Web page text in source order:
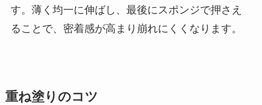
す。薄く均一に伸ばし、最後にスポンジで押さえ
ることで、密着感が高まり崩れにくくなります。
重ね塗りのコツ